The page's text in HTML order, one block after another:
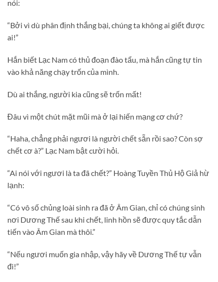
nói:
“Bởi vì dù phân định thắng bại, chúng ta không ai giết được
ai!”
Hắn biết Lạc Nam có thủ đoạn đào tẩu, mà hắn cũng tự tin
vào khả năng chạy trốn của mình.
Dù ai thắng, người kia cũng sẽ trốn mất!
Đâu vì một chút mặt mũi mà ở lại hiến mạng cơ chứ?
“Haha, chẳng phải ngươi là người chết sẵn rồi sao? Còn sợ
chết cơ à?” Lạc Nam bật cười hỏi.
“Ai nói với ngươi là ta đã chết?” Hoàng Tuyền Thủ Hộ Giả hừ
lạnh:
“Có vô số chủng loài sinh ra đã ở Âm Gian, chỉ có chúng sinh
nơi Dương Thế sau khi chết, linh hồn sẽ được quy tắc dẫn
tiến vào Âm Gian mà thôi.”
“Nếu ngươi muốn gia nhập, vậy hãy về Dương Thế tự vẫn
đi!”